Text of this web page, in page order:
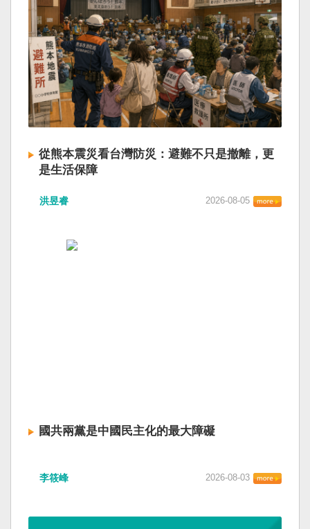
從熊本震災看台灣防災：避難不只是撤離，更
是生活保障
洪昱睿 2026-08-05
國共兩黨是中國民主化的最大障礙
李筱峰 2026-08-03